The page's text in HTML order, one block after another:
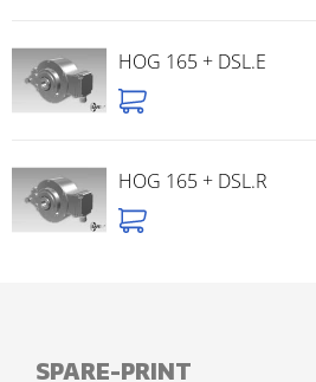
HOG 165 + DSL.E
HOG 165 + DSL.R
SPARE-PRINT